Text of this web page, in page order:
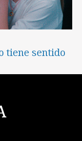
tiene sentido